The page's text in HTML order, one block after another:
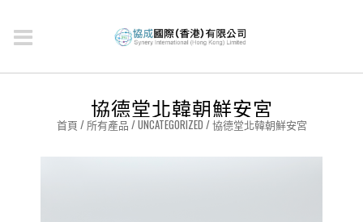
協德堂北韓朝鮮安宮
首頁 / 所有產品 /UNCATEGORIZED / 協德堂北韓朝鮮安宮